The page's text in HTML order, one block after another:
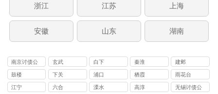
浙江 江苏 上海
安徽 山东 湖南
南京讨债公
司
玄武 白下 秦淮 建邺
鼓楼 下关 浦口 栖霞 雨花台
江宁 六合 溧水 高淳
无锡讨债公